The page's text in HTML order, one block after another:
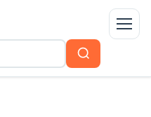
Menu
Buscar